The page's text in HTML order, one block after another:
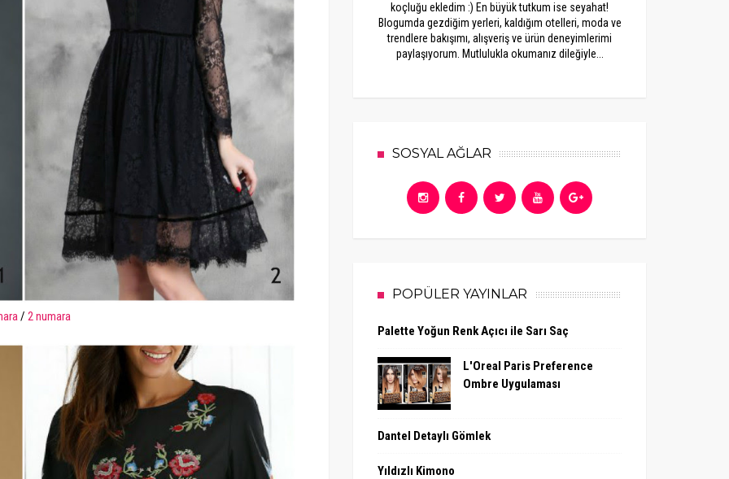
/ 2 numara
koçluğu ekledim :) En büyük tutkum ise seyahat!
Blogumda gezdiğim yerleri, kaldığım otelleri, moda ve
trendlere bakışımı, alışveriş ve ürün deneyimlerimi
paylaşıyorum. Mutlulukla okumanız dileğiyle...
SOSYAL AĞLAR
POPÜLER YAYINLAR
Palette Yoğun Renk Açıcı ile Sarı Saç
L'Oreal Paris Preference
Ombre Uygulaması
Dantel Detaylı Gömlek
Yıldızlı Kimono